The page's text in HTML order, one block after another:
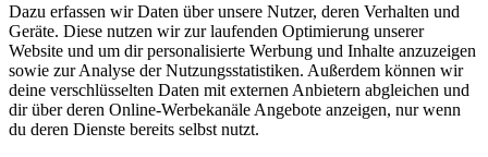
Dazu erfassen wir Daten über unsere Nutzer, deren Verhalten und
Geräte. Diese nutzen wir zur laufenden Optimierung unserer
Website und um dir personalisierte Werbung und Inhalte anzuzeigen
sowie zur Analyse der Nutzungsstatistiken. Außerdem können wir
deine verschlüsselten Daten mit externen Anbietern abgleichen und
dir über deren Online-Werbekanäle Angebote anzeigen, nur wenn
du deren Dienste bereits selbst nutzt.